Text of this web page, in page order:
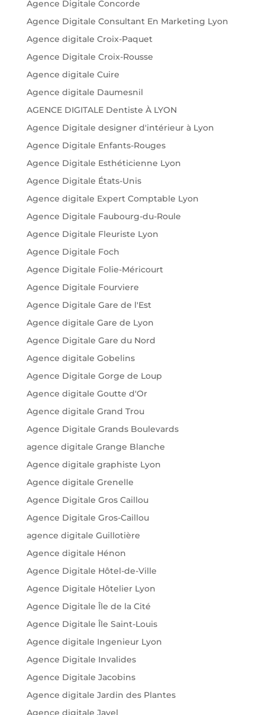
Agence Digitale Concorde
Agence Digitale Consultant En Marketing Lyon
Agence digitale Croix-Paquet
Agence Digitale Croix-Rousse
Agence digitale Cuire
Agence digitale Daumesnil
AGENCE DIGITALE Dentiste À LYON
Agence Digitale designer d'intérieur à Lyon
Agence Digitale Enfants-Rouges
Agence Digitale Esthéticienne Lyon
Agence Digitale États-Unis
Agence digitale Expert Comptable Lyon
Agence Digitale Faubourg-du-Roule
Agence Digitale Fleuriste Lyon
Agence Digitale Foch
Agence Digitale Folie-Méricourt
Agence Digitale Fourviere
Agence Digitale Gare de l'Est
Agence digitale Gare de Lyon
Agence Digitale Gare du Nord
Agence digitale Gobelins
Agence Digitale Gorge de Loup
Agence digitale Goutte d'Or
Agence digitale Grand Trou
Agence Digitale Grands Boulevards
agence digitale Grange Blanche
Agence digitale graphiste Lyon
Agence digitale Grenelle
Agence Digitale Gros Caillou
Agence Digitale Gros-Caillou
agence digitale Guillotière
Agence digitale Hénon
Agence Digitale Hôtel-de-Ville
Agence Digitale Hôtelier Lyon
Agence Digitale Île de la Cité
Agence Digitale Île Saint-Louis
Agence digitale Ingenieur Lyon
Agence Digitale Invalides
Agence Digitale Jacobins
Agence digitale Jardin des Plantes
Agence digitale Javel